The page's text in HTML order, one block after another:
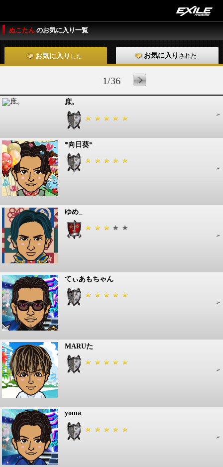
ぬこたん のお気に入り一覧
お気に入り した お気に入り された
1/36
庶。
*向日葵*
ゆめ_
てぃあもちゃん
MARUた
yoma